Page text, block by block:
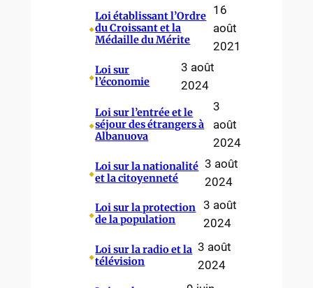
⬥
Loi établissant l’Ordre
du Croissant et la
Médaille du Mérite
16
août
2021
⬥Loi sur
l’économie
3 août
2024
⬥
Loi sur l’entrée et le
séjour des étrangers à
Albanuova
3
août
2024
⬥Loi sur la nationalité
et la citoyenneté
3 août
2024
⬥Loi sur la protection
de la population
3 août
2024
⬥Loi sur la radio et la
télévision
3 août
2024